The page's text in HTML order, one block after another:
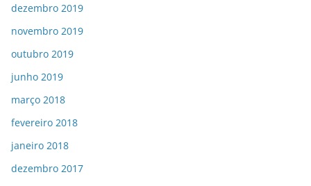
dezembro 2019
novembro 2019
outubro 2019
junho 2019
março 2018
fevereiro 2018
janeiro 2018
dezembro 2017